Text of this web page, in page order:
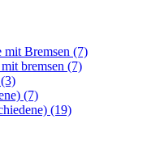
Bremsen (7)
bremsen (7)
(7)
(19)